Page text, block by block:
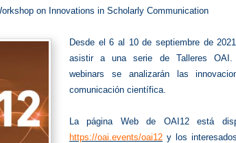
on Innovations in Scholarly Communication
Desde el 6 al 10 de septiembre de
asistir a una serie de Talleres
webinars se analizarán las
comunicación científica.
La página Web de OAI12 está
https://oai.events/oai12y los